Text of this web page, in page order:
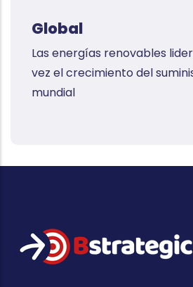
Global
Las energías renovables
vez el crecimiento del
mundial